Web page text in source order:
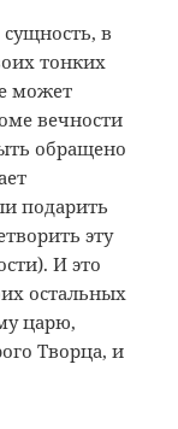
в
тонких
может
вечности
обращено
подарить
эту
И это
остальных
царю,
Творца, и